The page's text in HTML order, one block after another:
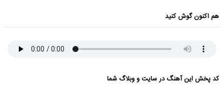
هم اکنون گوش کنید
کد پخش این آهنگ در سایت و وبلاگ شما